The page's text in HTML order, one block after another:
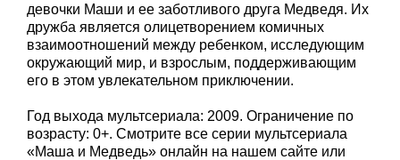
девочки Маши и ее заботливого друга Медведя. Их
дружба является олицетворением комичных
взаимоотношений между ребенком, исследующим
окружающий мир, и взрослым, поддерживающим
его в этом увлекательном приключении.
Год выхода мультсериала: 2009. Ограничение по
возрасту: 0+. Смотрите все серии мультсериала
«Маша и Медведь» онлайн на нашем сайте или